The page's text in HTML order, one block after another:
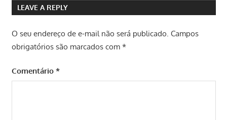
LEAVE A REPLY
O seu endereço de e-mail não será publicado. Campos
obrigatórios são marcados com *
Comentário *